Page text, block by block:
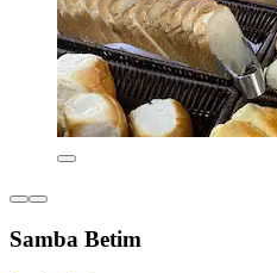
Samba Betim